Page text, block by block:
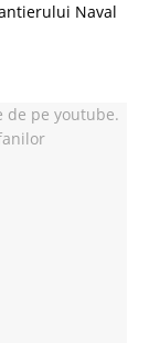
Naval